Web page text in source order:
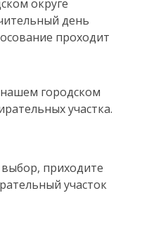
округе
день
проходит
городском
участка.
приходите
участок